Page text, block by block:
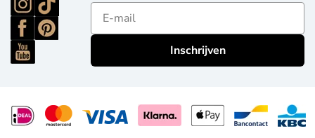
E-mailadres
Inschrijven